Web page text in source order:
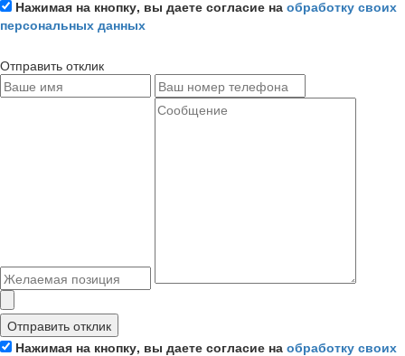
Нажимая на кнопку, вы даете согласие на обработку своих
персональных данных
Отправить отклик
Отправить отклик
Нажимая на кнопку, вы даете согласие на обработку своих